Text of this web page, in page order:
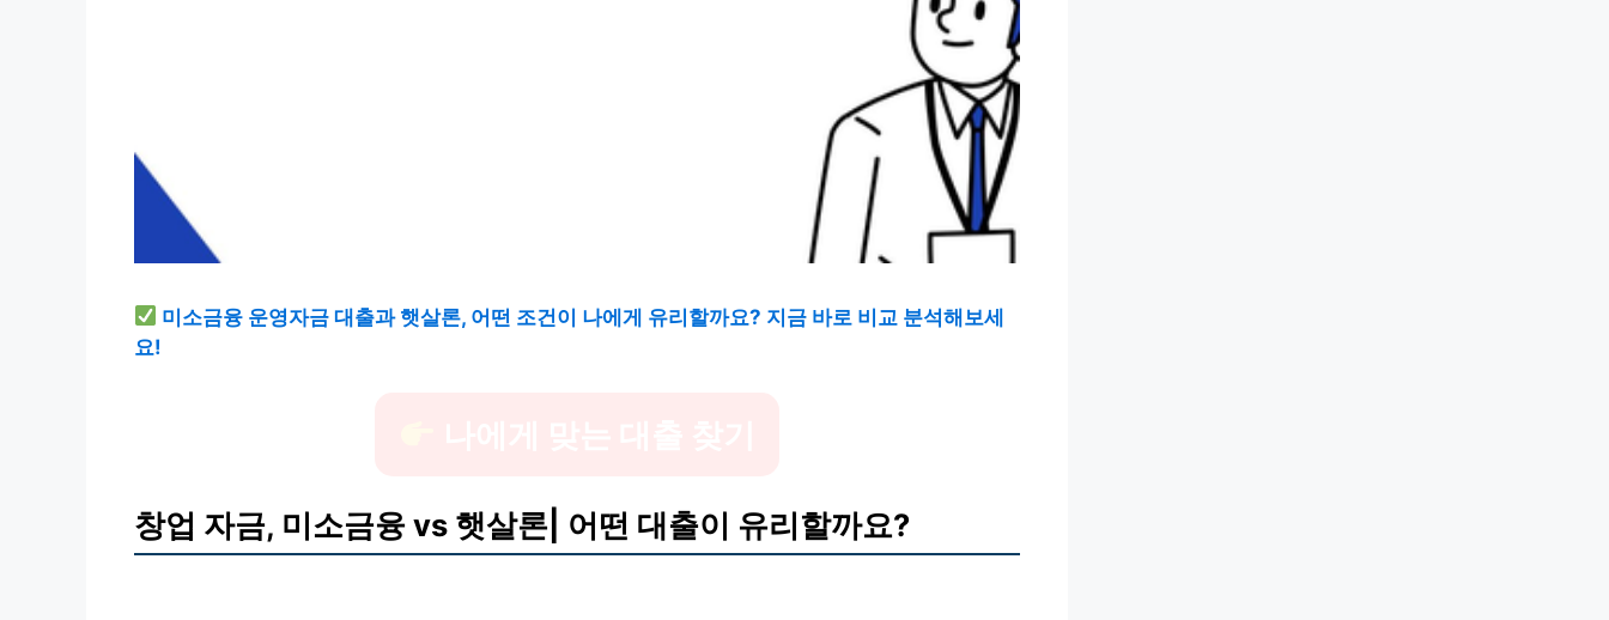
미소금융 운영자금 대출과 햇살론, 어떤 조건이 나에게 유리할까요? 지금 바로 비교 분석해보세
요!
창업 자금, 미소금융 vs 햇살론| 어떤 대출이 유리할까요?